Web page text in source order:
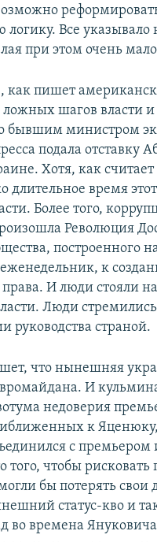
логику. Все
при этом очень
как пишет
ложных шагов власти
бывшим министром
подала отставку
Хотя, как
длительное время
Более того,
Революция
построенного
к
права. И люди стояли
Люди
руководства страной.
что нынешняя
И
недоверия
к
с премьером
того, чтобы
бы потерять
статус-кво и
во времена